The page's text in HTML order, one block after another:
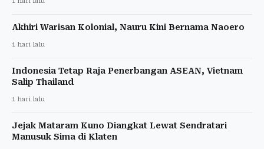
Akhiri Warisan Kolonial, Nauru Kini Bernama Naoero
1 hari lalu
Indonesia Tetap Raja Penerbangan ASEAN, Vietnam
Salip Thailand
1 hari lalu
Jejak Mataram Kuno Diangkat Lewat Sendratari
Manusuk Sima di Klaten